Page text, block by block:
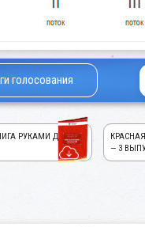
голосования
РУКАМИ ДЕТЕЙ!
— 3